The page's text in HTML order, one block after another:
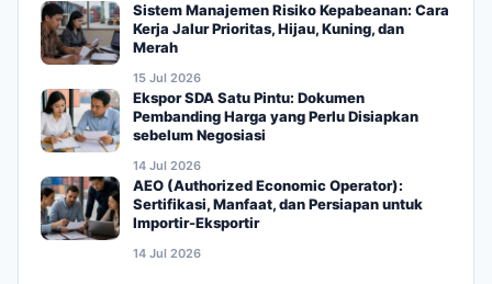
Sistem Manajemen Risiko Kepabeanan: Cara
Kerja Jalur Prioritas, Hijau, Kuning, dan
Merah
15 Jul 2026
Ekspor SDA Satu Pintu: Dokumen
Pembanding Harga yang Perlu Disiapkan
sebelum Negosiasi
14 Jul 2026
AEO (Authorized Economic Operator):
Sertifikasi, Manfaat, dan Persiapan untuk
Importir-Eksportir
14 Jul 2026